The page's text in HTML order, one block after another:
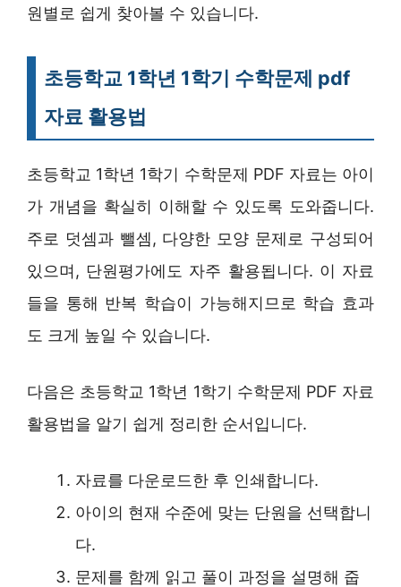
원별로 쉽게 찾아볼 수 있습니다.
초등학교 1학년 1학기 수학문제 pdf
자료 활용법
초등학교 1학년 1학기 수학문제 PDF 자료는 아이
가 개념을 확실히 이해할 수 있도록 도와줍니다.
주로 덧셈과 뺄셈, 다양한 모양 문제로 구성되어
있으며, 단원평가에도 자주 활용됩니다. 이 자료
들을 통해 반복 학습이 가능해지므로 학습 효과
도 크게 높일 수 있습니다.
다음은 초등학교 1학년 1학기 수학문제 PDF 자료
활용법을 알기 쉽게 정리한 순서입니다.
자료를 다운로드한 후 인쇄합니다.
아이의 현재 수준에 맞는 단원을 선택합니
다.
문제를 함께 읽고 풀이 과정을 설명해 줍